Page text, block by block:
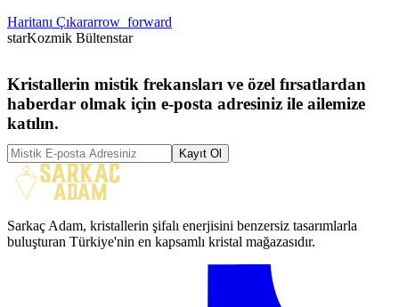
Haritanı Çıkararrow_forward
starKozmik Bültenstar
Kristallerin mistik frekansları ve özel fırsatlardan
haberdar olmak için e-posta adresiniz ile ailemize
katılın.
Kayıt Ol
Sarkaç Adam, kristallerin şifalı enerjisini benzersiz tasarımlarla
buluşturan Türkiye'nin en kapsamlı kristal mağazasıdır.